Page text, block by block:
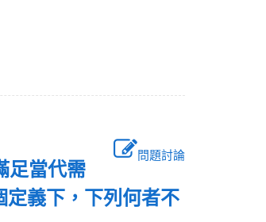
問題討論
足當代需
義下，下列何者不